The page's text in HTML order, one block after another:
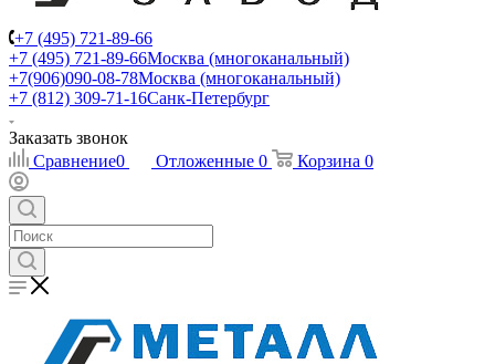
+7 (495) 721-89-66
+7 (495) 721-89-66Москва (многоканальный)
+7(906)090-08-78Москва (многоканальный)
+7 (812) 309-71-16Санк-Петербург
Заказать звонок
Сравнение0 Отложенные 0 Корзина 0